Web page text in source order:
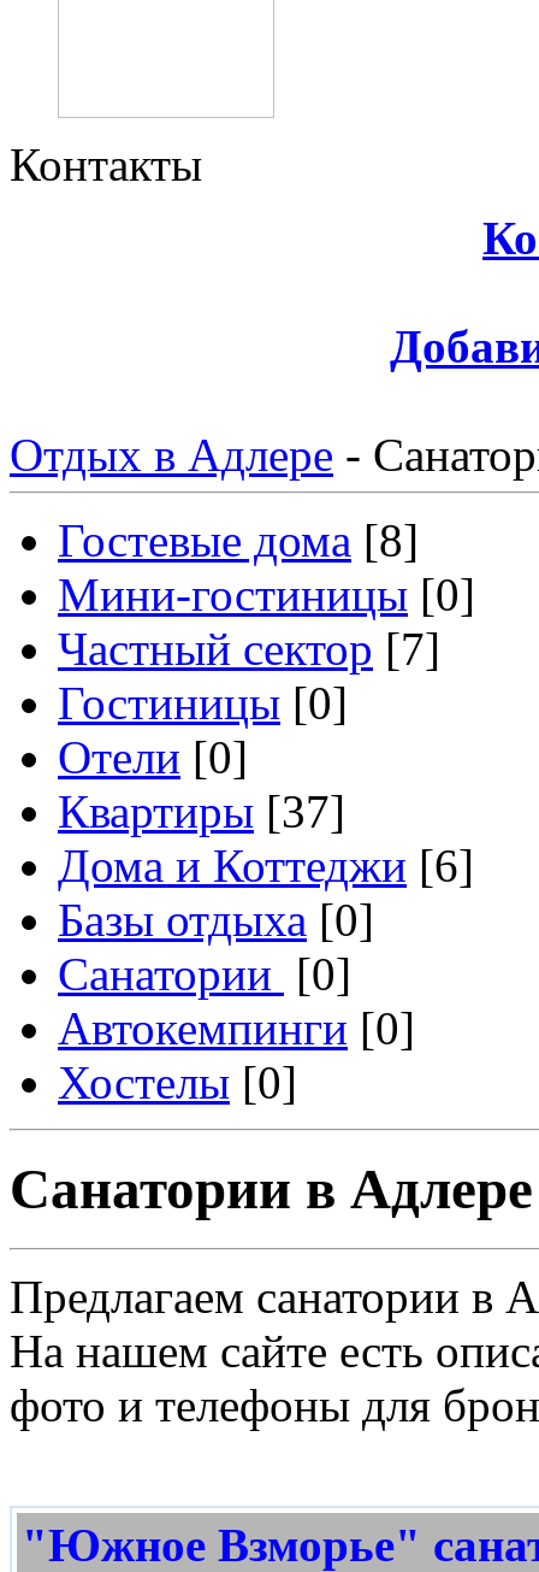
Контакты
Отдых в Адлере -
Гостевые дома [8]
Мини-гостиницы [0]
Частный сектор [7]
Гостиницы [0]
Отели [0]
Квартиры [37]
Дома и Коттеджи [6]
Базы отдыха [0]
Санатории [0]
Автокемпинги [0]
Хостелы [0]
Санатории в Адлере
Предлагаем санатории в
На нашем сайте есть
фото и телефоны для
"Южное Взморье"